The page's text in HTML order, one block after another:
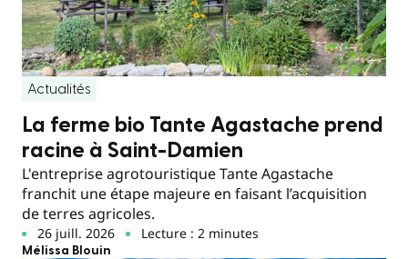
Actualités
La ferme bio Tante Agastache prend
racine à Saint-Damien
L'entreprise agrotouristique Tante Agastache
franchit une étape majeure en faisant l’acquisition
de terres agricoles.
26 juill. 2026 Lecture : 2 minutes
Mélissa Blouin